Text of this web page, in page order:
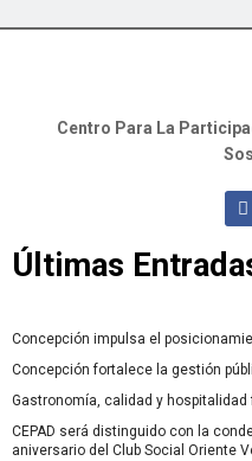
Centro Para La
Últimas
Concepción impulsa el
Concepción fortalece la gestión
Gastronomía, calidad y
CEPAD será distinguido con la
aniversario del Club Social Oriente